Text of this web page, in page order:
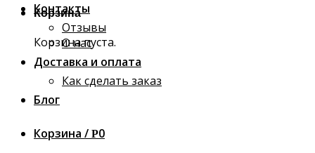
Корзина
Корзина пуста.
Контакты
Отзывы
О нас
Доставка и оплата
Как сделать заказ
Блог
Корзина / Р0